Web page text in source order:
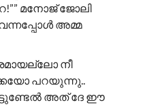
​മനോജ് ജോലി
വന്നപ്പോൾ അമ്മ
നീ
പറയുന്നു..
അത് ദേ ഈ